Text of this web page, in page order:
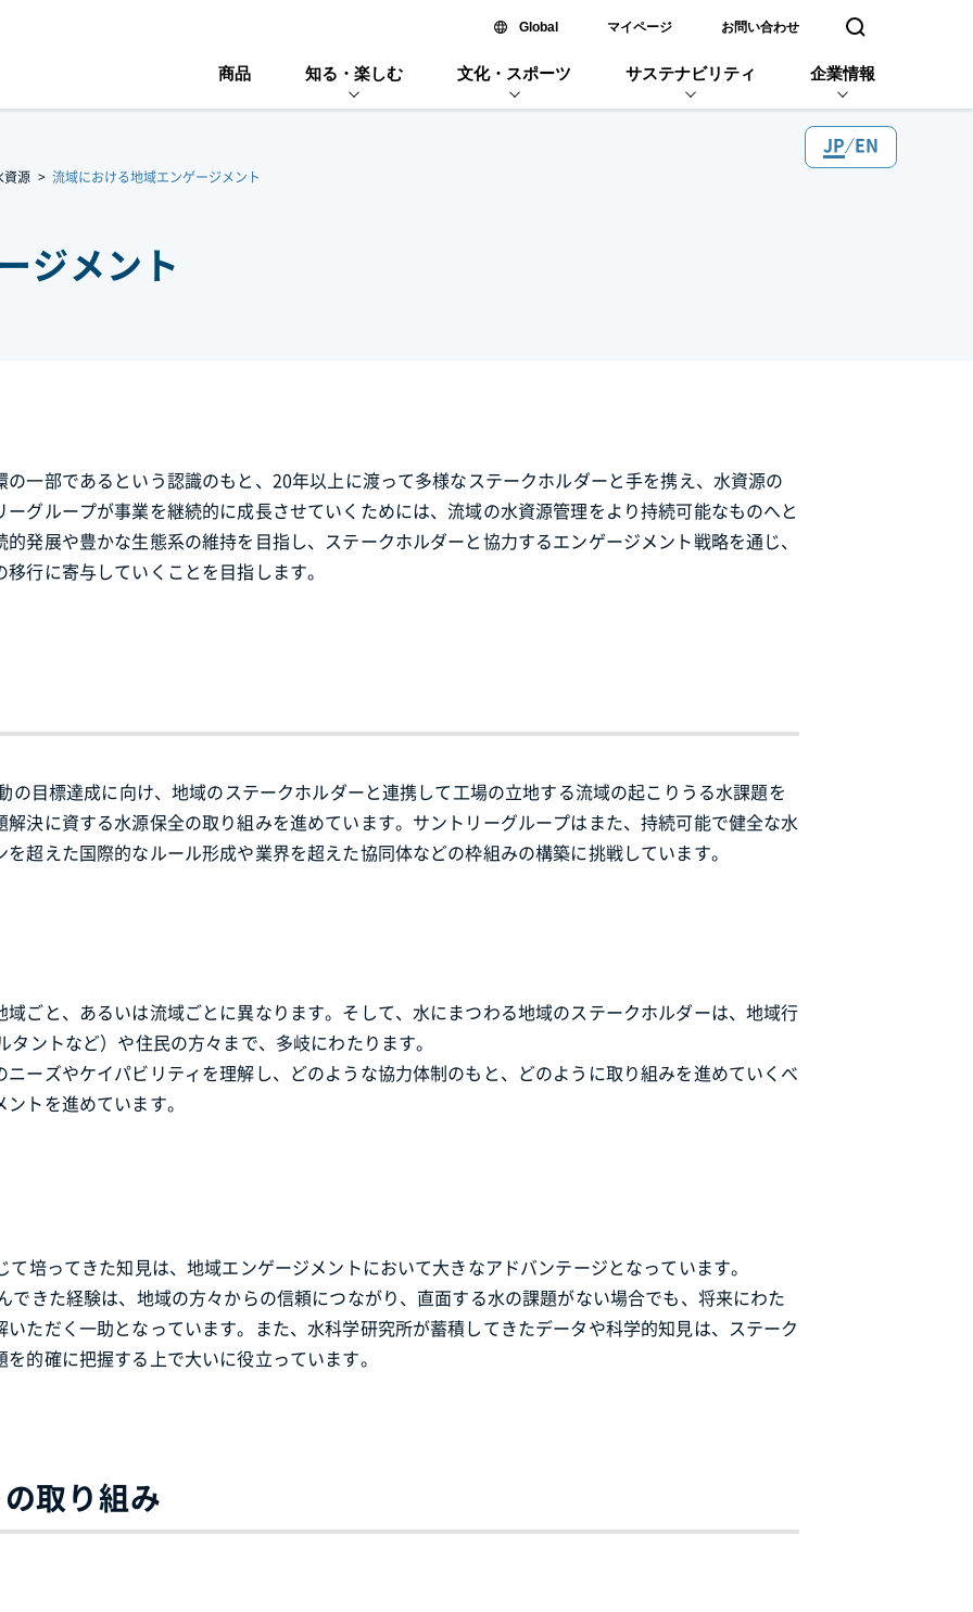
Global新しいウィンドウで開く
マイページ お問い合わせ 検索窓を開く
商品 知る・楽しむ 文化・スポーツ サステナビリティ 企業情報
JP EN
資源 流域における地域エンゲージメント
ジメント
一部であるという認識のもと、20年以上に渡って多様なステークホルダーと手を携え、水資源の
グループが事業を継続的に成長させていくためには、流域の水資源管理をより持続可能なものへと
発展や豊かな生態系の維持を目指し、ステークホルダーと協力するエンゲージメント戦略を通じ、
行に寄与していくことを目指します。
目標達成に向け、地域のステークホルダーと連携して工場の立地する流域の起こりうる水課題を
決に資する水源保全の取り組みを進めています。サントリーグループはまた、持続可能で健全な水
超えた国際的なルール形成や業界を超えた協同体などの枠組みの構築に挑戦しています。
ごと、あるいは流域ごとに異なります。そして、水にまつわる地域のステークホルダーは、地域行
ントなど）や住民の方々まで、多岐にわたります。
ーズやケイパビリティを理解し、どのような協力体制のもと、どのように取り組みを進めていくべ
トを進めています。
培ってきた知見は、地域エンゲージメントにおいて大きなアドバンテージとなっています。
きた経験は、地域の方々からの信頼につながり、直面する水の課題がない場合でも、将来にわた
ただく一助となっています。また、水科学研究所が蓄積してきたデータや科学的知見は、ステーク
的確に把握する上で大いに役立っています。
取り組み